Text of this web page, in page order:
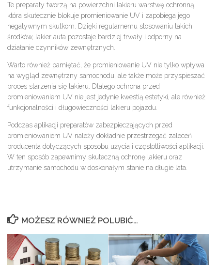
Te preparaty tworzą na powierzchni lakieru warstwę ochronną,
która skutecznie blokuje promieniowanie UV i zapobiega jego
negatywnym skutkom. Dzięki regularnemu stosowaniu takich
środków, lakier auta pozostaje bardziej trwały i odporny na
działanie czynników zewnętrznych.
Warto również pamiętać, że promieniowanie UV nie tylko wpływa
na wygląd zewnętrzny samochodu, ale także może przyspieszać
proces starzenia się lakieru. Dlatego ochrona przed
promieniowaniem UV nie jest jedynie kwestią estetyki, ale również
funkcjonalności i długowieczności lakieru pojazdu.
Podczas aplikacji preparatów zabezpieczających przed
promieniowaniem UV należy dokładnie przestrzegać zaleceń
producenta dotyczących sposobu użycia i częstotliwości aplikacji.
W ten sposób zapewnimy skuteczną ochronę lakieru oraz
utrzymanie samochodu w doskonałym stanie na długie lata.
MOŻESZ RÓWNIEŻ POLUBIĆ…